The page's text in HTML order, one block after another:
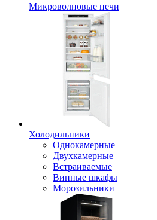
Микроволновые печи
Холодильники
Однокамерные
Двухкамерные
Встраиваемые
Винные шкафы
Морозильники